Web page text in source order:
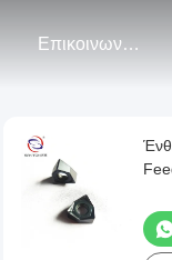
Επικοινωνήστε Μαζί Μας